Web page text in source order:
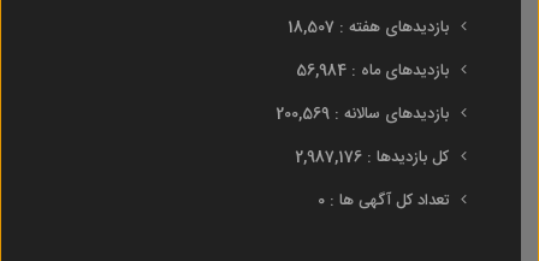
بازدیدهای هفته : 18,507
بازدیدهای ماه : 56,984
بازدیدهای سالانه : 200,569
کل بازدیدها : 2,987,176
تعداد کل آگهی ها : 0